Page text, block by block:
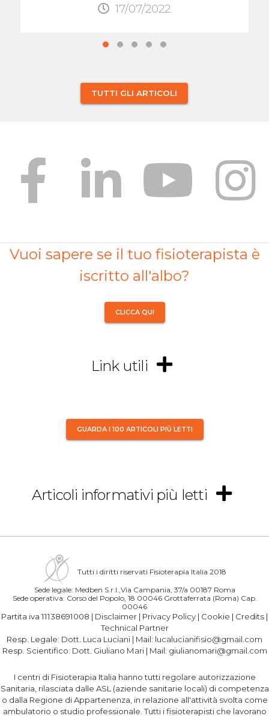
17/07/2022
TUTTI GLI ARTICOLI
Vuoi sapere se il tuo fisioterapista è
iscritto all'albo?
CLICCA QUI
Link utili
GUARDA I 100 ARTICOLI PIÙ LETTI
Articoli informativi più letti
Tutti i diritti riservati Fisioterapia Italia 2018
Sede legale: Medben S.r.l.,Via Campania, 37/a 00187 Roma
Sede operativa: Corso del Popolo, 18 00046 Grottaferrata (Roma) Cap.
00046
Partita iva 11138691008 | Disclaimer | Privacy Policy | Cookie | Credits |
Technical Partner
Resp. Legale: Dott. Luca Luciani | Mail: lucalucianifisio@gmail.com
Resp. Scientifico: Dott. Giuliano Mari| Mail: giulianomari@gmail.com
I centri di Fisioterapia Italia hanno tutti regolare autorizzazione
Sanitaria, rilasciata dalle ASL (aziende sanitarie locali) di competenza
o dalla Regione di Appartenenza, in relazione all'attività svolta come
ambulatorio o studio professionale. Tutti i fisioterapisti che lavorano